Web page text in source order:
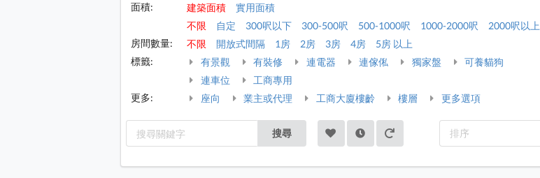
面積:
建築面積
實用面積
不限
自定 300呎以下 300-500呎 500-1000呎 1000-2000呎
2000呎以上
房間數量:
不限 開放式間隔 1房 2房 3房 4房
5房 以上
標籤:
有景觀 有裝修 連電器 連傢俬 獨家盤
可養貓狗
連車位
工商專用
更多:
座向 業主或代理 工商大廈樓齡 樓層 更多選項
搜尋 排序